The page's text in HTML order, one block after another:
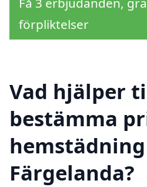
förpliktelser
Vad hjälper
bestämma
Färgelanda?